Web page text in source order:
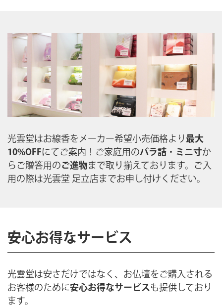
光雲堂はお線香をメーカー希望小売価格より 最大
10%OFFにてご案内！ご家庭用のバラ詰 ・ ミニ寸か
らご贈答用のご進物まで取り揃えております。ご入
用の際は光雲堂 足立店までお申し付けください。
安心お得なサービス
光雲堂は安さだけではなく、お仏壇をご購入される
お客様のために安心お得なサービスも提供しており
ます。